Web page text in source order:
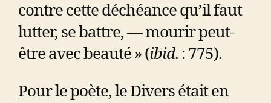
contre cette déchéance qu’il faut
lutter, se battre, — mourir peut-
être avec beauté » (ibid. : 775).
Pour le poète, le Divers était en